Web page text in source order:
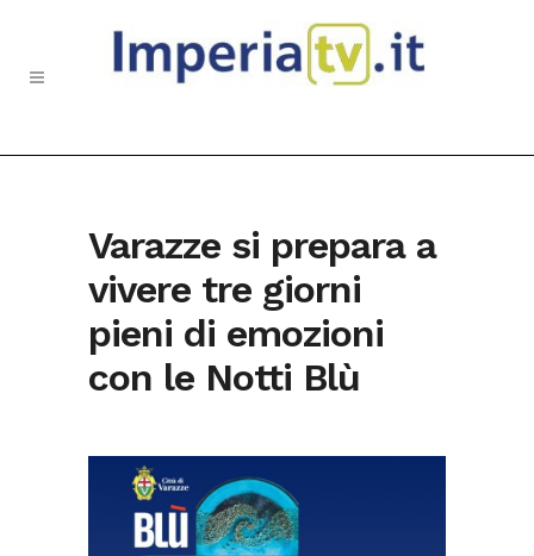
Varazze si prepara a
vivere tre giorni
pieni di emozioni
con le Notti Blù